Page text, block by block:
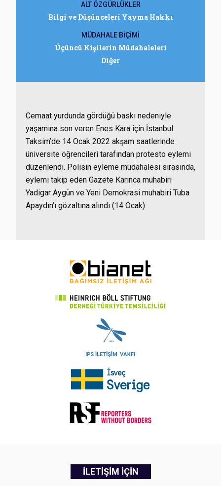
ALT ÖZGÜRLÜKLER
Bilgi ve Düşünceleri Yayma Hakkı
MÜDAHALE BİÇİMİ
Üçüncü Kişilerin Müdahaleleri
Diğer
Cemaat yurdunda gördüğü baskı nedeniyle
yaşamına son veren Enes Kara için İstanbul
Taksim’de 14 Ocak 2022 akşam saatlerinde
üniversite öğrencileri tarafından protesto eylemi
düzenlendi. Polisin eyleme müdahalesi sırasında,
eylemi takip eden Gazete Karınca muhabiri
Yadigar Aygün ve Yeni Demokrasi muhabiri Tuba
Apaydın’ı gözaltına alındı (14 Ocak)
İLETİŞİM İÇİN